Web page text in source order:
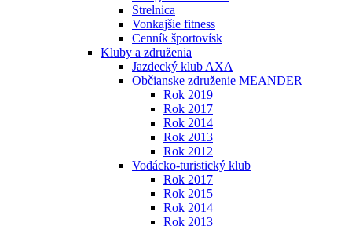
Strelnica
Vonkajšie fitness
Cenník športovísk
Kluby a združenia
Jazdecký klub AXA
Občianske združenie MEANDER
Rok 2019
Rok 2017
Rok 2014
Rok 2013
Rok 2012
Vodácko-turistický klub
Rok 2017
Rok 2015
Rok 2014
Rok 2013